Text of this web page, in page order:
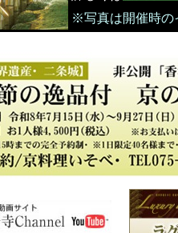
※写真は開催時の